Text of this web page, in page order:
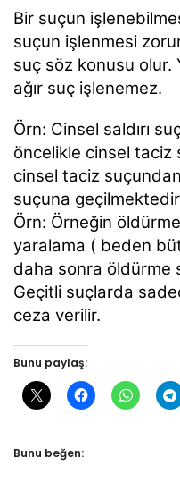
Bir suçun
suçun işlenmesi
suç söz konusu olur.
ağır suç işlenemez.
Örn: Cinsel saldırı
öncelikle cinsel taciz
cinsel taciz
suçuna
Örn: Örneğin
yaralama ( beden
daha sonra öldürme
Geçitli suçlarda
ceza verilir.
Bunu paylaş:
Bunu beğen: